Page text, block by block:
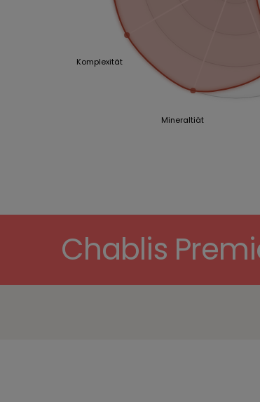
Mineraltiät
Komplexität
Chablis